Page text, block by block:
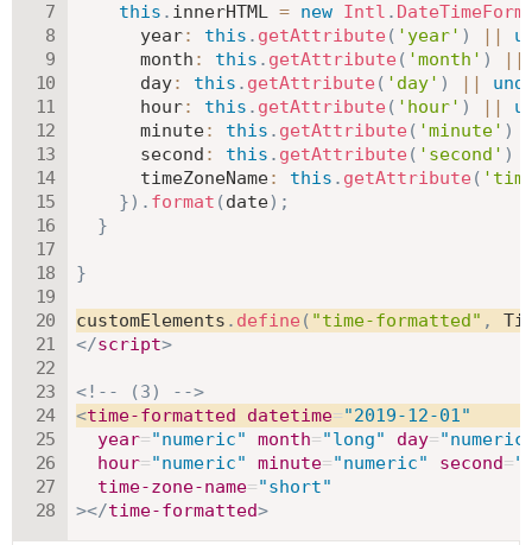
this . innerHTML = new Intl .
year: this . getAttribute ( 'year' ) ||
month : this . getAttribute ( 'month' )
||
day: this . getAttribute ( 'day' ) ||
hour: this . getAttribute ( 'hour' ) ||
minute: this . getAttribute ( 'minute' )
second : this . getAttribute ( 'second' )
timeZoneName: this . getAttribute (
}) . format (date) ;
}
}
customElements . define ( "time-formatted" ,
</script>
<!-- (3) -->
<time-formatted datetime="2019-12-01"
year="numeric" month="long" day="numeric
hour="numeric" minute="numeric" second="
time-zone-name="short"
></time-formatted>